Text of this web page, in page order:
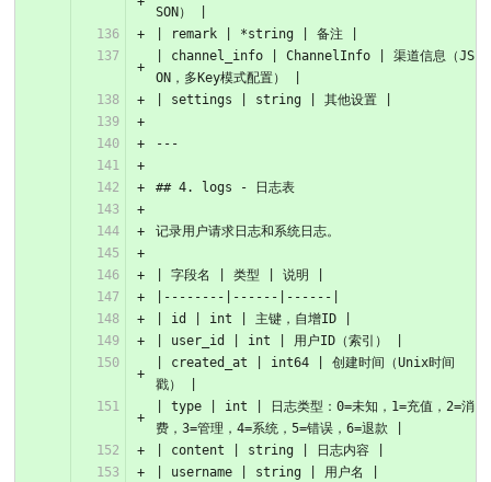
SON） |
| remark | *string | 备注 |
| channel_info | ChannelInfo | 渠道信息（JS
ON，多Key模式配置） |
| settings | string | 其他设置 |
---
## 4. logs - 日志表
记录用户请求日志和系统日志。
| 字段名 | 类型 | 说明 |
|--------|------|------|
| id | int | 主键，自增ID |
| user_id | int | 用户ID（索引） |
| created_at | int64 | 创建时间（Unix时间
戳） |
| type | int | 日志类型：0=未知，1=充值，2=消
费，3=管理，4=系统，5=错误，6=退款 |
| content | string | 日志内容 |
| username | string | 用户名 |